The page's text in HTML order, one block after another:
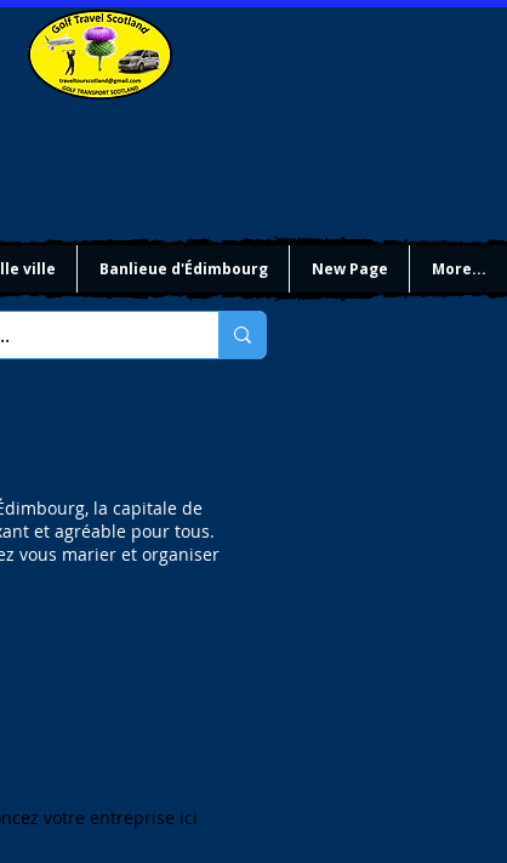
ville Banlieue d'Édimbourg New Page More...
la capitale de
et agréable pour tous.
vous marier et organiser
votre entreprise ici